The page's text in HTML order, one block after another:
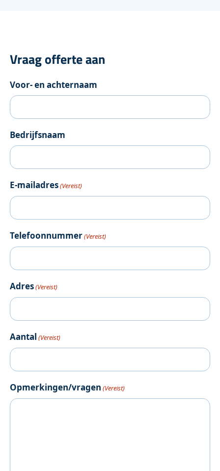
Vraag offerte aan
Voor- en achternaam
Bedrijfsnaam
E-mailadres(Vereist)
Telefoonnummer(Vereist)
Adres(Vereist)
Aantal (Vereist)
Opmerkingen/vragen (Vereist)